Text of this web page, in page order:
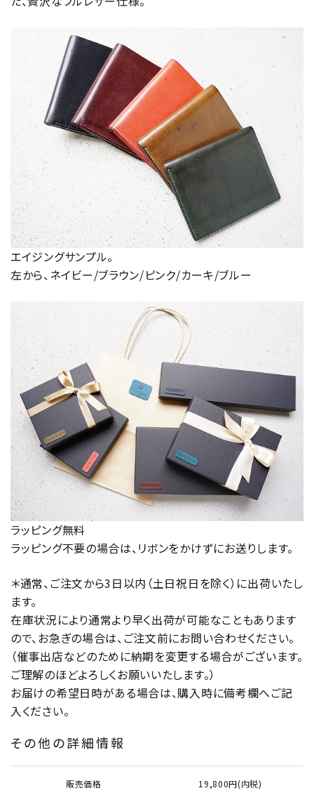
エイジングサンプル。
左から、ネイビー/ブラウン/ピンク/カーキ/ブルー
ラッピング無料
ラッピング不要の場合は、リボンをかけずにお送りします。
＊通常、ご注文から3日以内（土日祝日を除く）に出荷いたし
ます。
在庫状況により通常より早く出荷が可能なこともあります
ので、お急ぎの場合は、ご注文前にお問い合わせください。
（催事出店などのために納期を変更する場合がございます。
ご理解のほどよろしくお願いいたします。）
お届けの希望日時がある場合は、購入時に備考欄へご記
入ください。
その他の詳細情報
販売価格 19,800円(内税)